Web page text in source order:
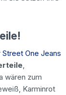
Street One Jeans
wären zum
Karminrot